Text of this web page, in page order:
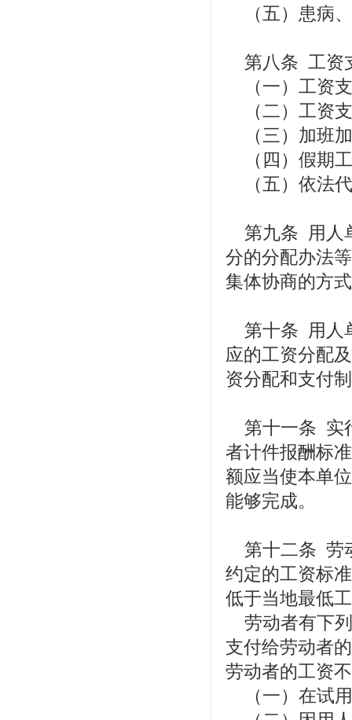
（五）患病
第八条 工资
（一）工资
（二）工资
（三）加班
（四）假期
（五）依法
第九条 用人
分的分配办法
集体协商的方
第十条 用人
应的工资分配
资分配和支付
第十一条 实
者计件报酬标
额应当使本单
能够完成。
第十二条 劳
约定的工资标
低于当地最低
劳动者有下
支付给劳动者
劳动者的工资
（一）在试